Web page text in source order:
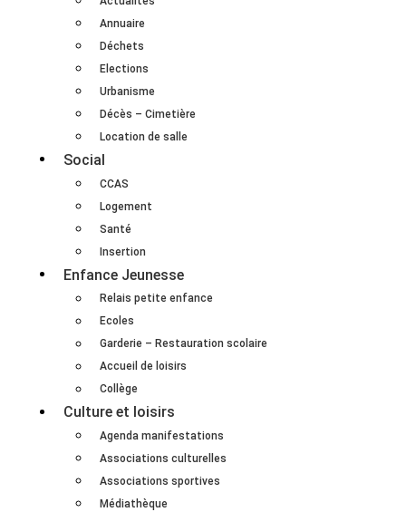
Annuaire
Déchets
Elections
Urbanisme
Décès – Cimetière
Location de salle
Social
CCAS
Logement
Santé
Insertion
Enfance Jeunesse
Relais petite enfance
Ecoles
Garderie – Restauration scolaire
Accueil de loisirs
Collège
Culture et loisirs
Agenda manifestations
Associations culturelles
Associations sportives
Médiathèque